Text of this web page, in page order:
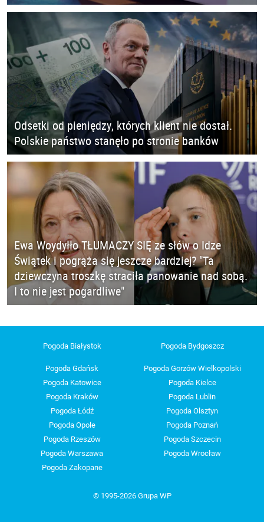
Odsetki od pieniędzy, których klient nie dostał.
Polskie państwo stanęło po stronie banków
Ewa Woydyłło TŁUMACZY SIĘ ze słów o Idze
Świątek i pogrąża się jeszcze bardziej? "Ta
dziewczyna troszkę straciła panowanie nad sobą.
I to nie jest pogardliwe"
Pogoda Białystok Pogoda Bydgoszcz
Pogoda Gdańsk
Pogoda Gorzów Wielkopolski
Pogoda Katowice
Pogoda Kielce
Pogoda Kraków
Pogoda Lublin
Pogoda Łódź
Pogoda Olsztyn
Pogoda Opole
Pogoda Poznań
Pogoda Rzeszów
Pogoda Szczecin
Pogoda Warszawa
Pogoda Wrocław
Pogoda Zakopane
© 1995-2026 Grupa WP